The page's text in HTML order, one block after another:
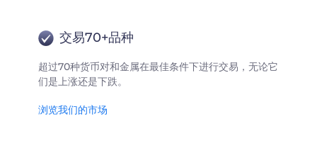
交易70+品种
超过70种货币对和金属在最佳条件下进行交易，无论它
们是上涨还是下跌。
浏览我们的市场